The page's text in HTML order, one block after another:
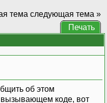
тема следующая тема »
Печать
об этом
вызывающем коде, вот